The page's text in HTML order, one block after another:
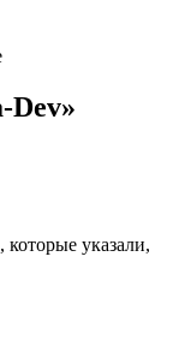
Dev»
которые указали,